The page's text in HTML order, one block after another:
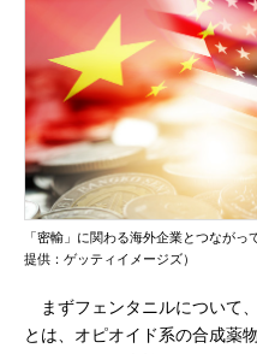
「密輸」に関わる海外企業とつなが
提供：ゲッティイメージズ）
まずフェンタニルについて
とは、オピオイド系の合成薬